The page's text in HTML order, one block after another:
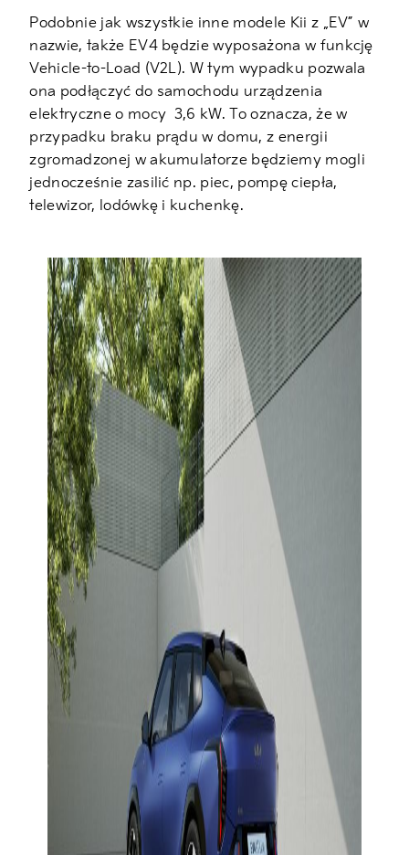
Podobnie jak wszystkie inne modele Kii z „EV” w
nazwie, także EV4 będzie wyposażona w funkcję
Vehicle-to-Load (V2L). W tym wypadku pozwala
ona podłączyć do samochodu urządzenia
elektryczne o mocy 3,6 kW. To oznacza, że w
przypadku braku prądu w domu, z energii
zgromadzonej w akumulatorze będziemy mogli
jednocześnie zasilić np. piec, pompę ciepła,
telewizor, lodówkę i kuchenkę.